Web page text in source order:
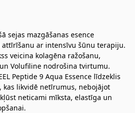
sejas mazgāšanas esence
ar intensīvu šūnu terapiju.
veicina kolagēna ražošanu,
Volufiline nodrošina tvirtumu.
Peptide 9 Aqua Essence līdzeklis
kas likvidē netīrumus, nebojājot
neticami mīksta, elastīga un